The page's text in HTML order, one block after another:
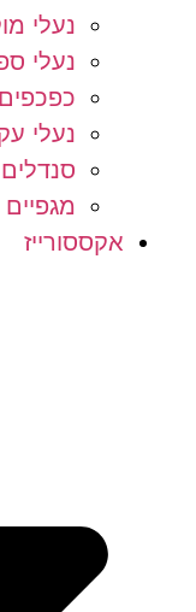
נעלי
נעלי ספורט-
כפכפים
נעלי עקב
סנדלים
מגפיים
אקססורייז